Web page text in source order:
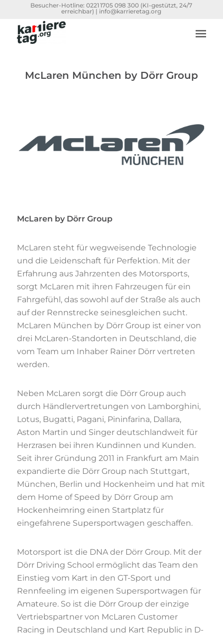
Besucher-Hotline:0221 1705 098 300 (KI-gestützt, 24/7
erreichbar) | info@karrieretag.org
McLaren München by Dörr Group
McLaren by Dörr Group
McLaren steht für wegweisende Technologie
und die Leidenschaft für Perfektion. Mit der
Erfahrung aus Jahrzenten des Motorsports,
sorgt McLaren mit ihren Fahrzeugen für ein
Fahrgefühl, das sowohl auf der Straße als auch
auf der Rennstrecke seinesgleichen sucht.
McLaren München by Dörr Group ist einer von
drei McLaren-Standorten in Deutschland, die
vom Team um Inhaber Rainer Dörr vertreten
werden.
Neben McLaren sorgt die Dörr Group auch
durch Händlervertretungen von Lamborghini,
Lotus, Bugatti, Pagani, Pininfarina, Dallara,
Aston Martin und Singer deutschlandweit für
Herzrasen bei ihren Kundinnen und Kunden.
Seit ihrer Gründung 2011 in Frankfurt am Main
expandierte die Dörr Group nach Stuttgart,
München, Berlin und Hockenheim und hat mit
dem Home of Speed by Dörr Group am
Hockenheimring einen Startplatz für
eingefahrene Supersportwagen geschaffen.
Motorsport ist die DNA der Dörr Group. Mit der
Dörr Driving School ermöglicht das Team den
Einstieg vom Kart in den GT-Sport und
Rennfeeling im eigenen Supersportwagen für
Amateure. So ist die Dörr Group der einzige
Vertriebspartner von McLaren Customer
Racing in Deutschland und Kart Republic in D-